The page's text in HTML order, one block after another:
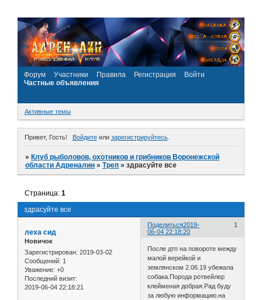
Форум Участники Правила Регистрация
Войти
Частные объявления
Активные темы
Привет, Гость! Войдитеили зарегистрируйтесь.
»Клуб рыболовов, охотников и грибников Воронежской
области Адреналин »Треп »здрасуйте все
здрасуйте все
Страница:1
Поделиться 1
2019-
06-04 22:18:20
леха сид
Новичок
Зарегистрирован: 2019-03-02
Сообщений: 1
Уважение: +0
Последний визит:
2019-06-04 22:18:21
После дтп на повороте между
малой верейкой и
землянском 2.06.19 убежала
собака.Порода ротвейлер
клейменая добрая.Рад буду
за любую информацию.на